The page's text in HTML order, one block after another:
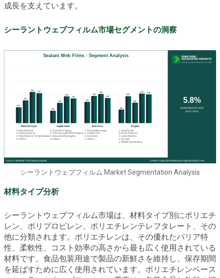
成長を支えています。
シーラントウェブフィルム市場セグメントの洞察
シーラントウェブフィルム Market Segmentation Analysis
材料タイプ分析
シーラントウェブフィルム市場は、材料タイプ別にポリエチ
レン、ポリプロピレン、ポリエチレンテレフタレート、その
他に分類されます。ポリエチレンは、その優れたバリア特
性、柔軟性、コスト効率の高さから最も広く使用されている
材料です。食品包装用途で製品の新鮮さを維持し、保存期間
を延ばすために広く使用されています。ポリエチレンベース